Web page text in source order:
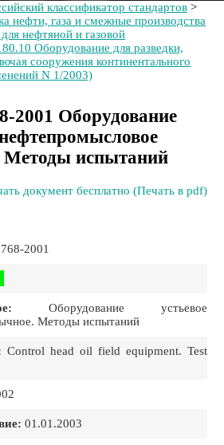
классификатор стандартов >
нефти, газа и смежные производства
нефтяной и газовой
Оборудование для разведки,
сооружения континентального
N 1/2003)
2001 Оборудование
Методы испытаний
документ бесплатно (Печать в pdf)
2001
Оборудование устьевое
Методы испытаний
Control head oil field equipment. Test
01.01.2003